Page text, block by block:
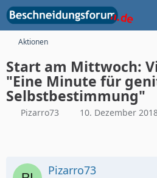
Aktionen
Start am Mittwoch:
"Eine Minute für
Selbstbestimmung"
Pizarro73 10. Dezember
Pizarro73